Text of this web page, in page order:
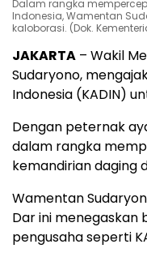
Dalam rangka
Indonesia, Wamentan
kaloborasi. (Dok.
JAKARTA – Wakil
Sudaryono,
Indonesia (KADIN)
Dengan peternak
dalam rangka
kemandirian daging
Wamentan
Dar ini menegaskan
pengusaha seperti